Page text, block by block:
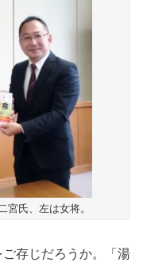
宮氏、左は女将。
存じだろうか。「湯